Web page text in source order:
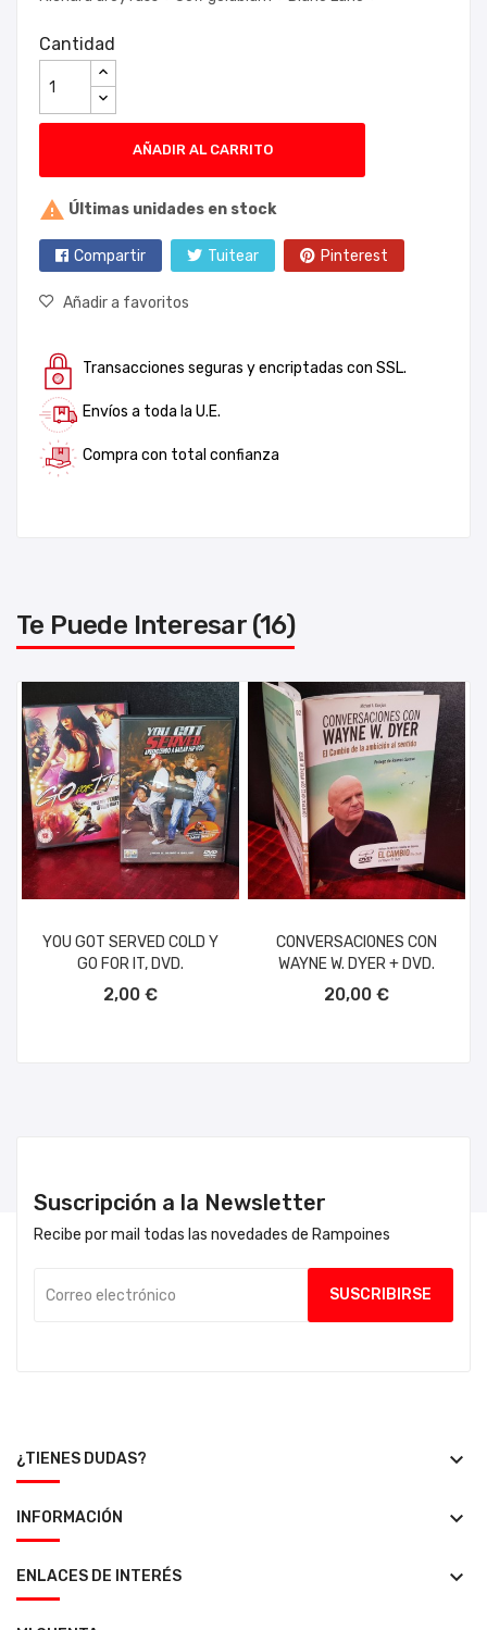
Cantidad
AÑADIR AL CARRITO
 Últimas unidades en stock
Compartir Tuitear Pinterest
Añadir a favoritos
Transacciones seguras y encriptadas con SSL.
Envíos a toda la U.E.
Compra con total confianza
Te Puede Interesar (16)
YOU GOT SERVED COLD Y
GO FOR IT, DVD.
2,00 €
CONVERSACIONES CON
WAYNE W. DYER + DVD.
20,00 €
Suscripción a la Newsletter
Recibe por mail todas las novedades de Rampoines
¿TIENES DUDAS? keyboard_arrow_down
INFORMACIÓN keyboard_arrow_down
ENLACES DE INTERÉS keyboard_arrow_down